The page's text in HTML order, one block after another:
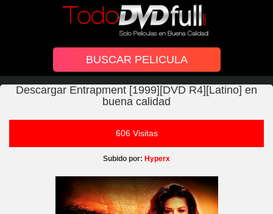
Descargar Entrapment [1999][DVD R4][Latino] en
buena calidad
606 Visitas
Subido por: Hyperx